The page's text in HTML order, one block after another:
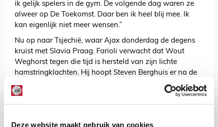
Deze website maakt gebruik van cookies
ik gelijk spelers in de gym. De volgende dag waren ze
alweer op De Toekomst. Daar ben ik heel blij mee. Ik
kan eigenlijk niet meer wensen.”
Nu op naar Tsjechië, waar Ajax donderdag de degens
kruist met Slavia Praag. Farioli verwacht dat Wout
Weghorst tegen die tijd is hersteld van zijn lichte
hamstringklachten. Hij hoopt Steven Berghuis er na de
interlandbreak weer bij te hebben.
AANBEVOLEN
aan zege op RKC en dit valt op